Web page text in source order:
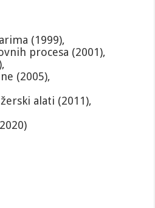
(1999),
procesa (2001),
(2005),
alati (2011),